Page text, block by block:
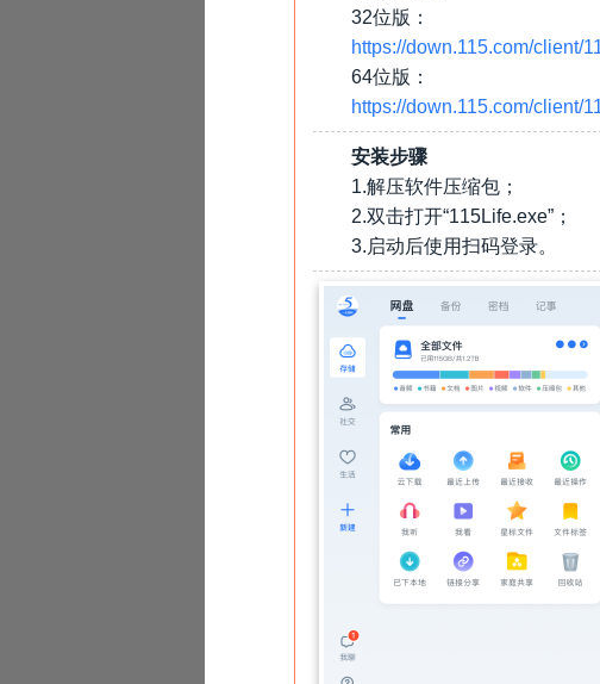
32位版：
https://down.115.com/client/
64位版：
https://down.115.com/client/
安装步骤
1.解压软件压缩包；
2.双击打开“115Life.exe”；
3.启动后使用扫码登录。